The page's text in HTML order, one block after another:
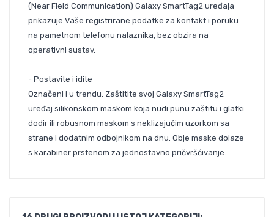
(Near Field Communication) Galaxy SmartTag2 uređaja
prikazuje Vaše registrirane podatke za kontakt i poruku
na pametnom telefonu nalaznika, bez obzira na
operativni sustav.
- Postavite i idite
Označeni i u trendu. Zaštitite svoj Galaxy SmartTag2
uređaj silikonskom maskom koja nudi punu zaštitu i glatki
dodir ili robusnom maskom s neklizajućim uzorkom sa
strane i dodatnim odbojnikom na dnu. Obje maske dolaze
s karabiner prstenom za jednostavno pričvršćivanje.